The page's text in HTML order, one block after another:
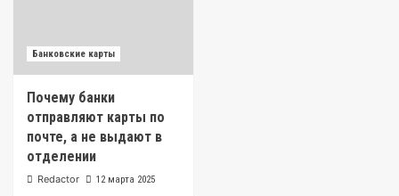
Банковские карты
Почему банки
отправляют карты по
почте, а не выдают в
отделении
Redactor 12 марта 2025